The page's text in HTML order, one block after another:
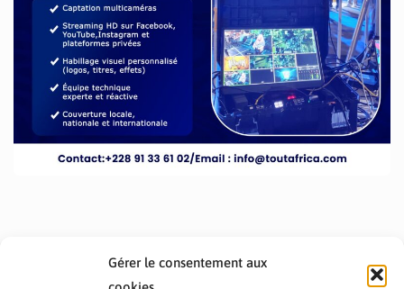
Gérer le consentement aux